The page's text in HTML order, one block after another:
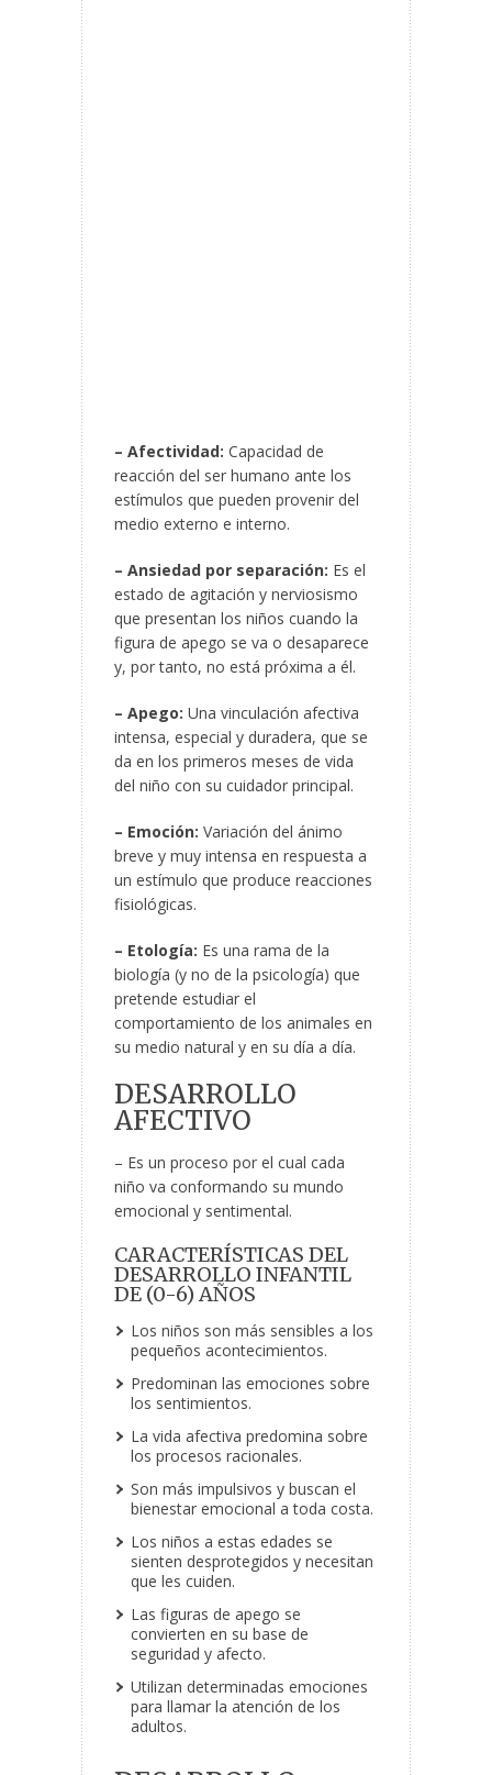
– Afectividad: Capacidad de
reacción del ser humano ante los
estímulos que pueden provenir del
medio externo e interno.
– Ansiedad por separación: Es el
estado de agitación y nerviosismo
que presentan los niños cuando la
figura de apego se va o desaparece
y, por tanto, no está próxima a él.
– Apego: Una vinculación afectiva
intensa, especial y duradera, que se
da en los primeros meses de vida
del niño con su cuidador principal.
– Emoción: Variación del ánimo
breve y muy intensa en respuesta a
un estímulo que produce reacciones
fisiológicas.
– Etología: Es una rama de la
biología (y no de la psicología) que
pretende estudiar el
comportamiento de los animales en
su medio natural y en su día a día.
DESARROLLO
AFECTIVO
– Es un proceso por el cual cada
niño va conformando su mundo
emocional y sentimental.
CARACTERÍSTICAS DEL
DESARROLLO INFANTIL
DE (0-6) AÑOS
Los niños son más sensibles a los
pequeños acontecimientos.
Predominan las emociones sobre
los sentimientos.
La vida afectiva predomina sobre
los procesos racionales.
Son más impulsivos y buscan el
bienestar emocional a toda costa.
Los niños a estas edades se
sienten desprotegidos y necesitan
que les cuiden.
Las figuras de apego se
convierten en su base de
seguridad y afecto.
Utilizan determinadas emociones
para llamar la atención de los
adultos.